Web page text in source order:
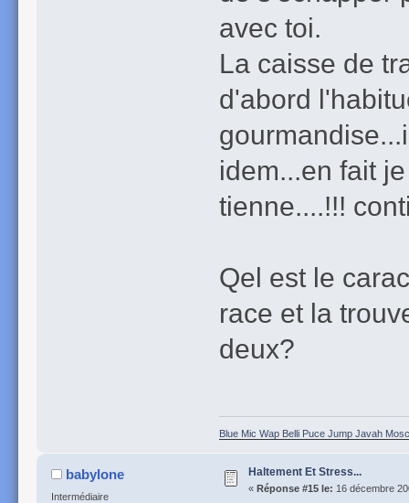
avec toi.
La caisse de
d'abord
idem...en fait
tienne....!!!
Qel est le
race et la
deux?
Blue Mic Wap Belli Puce Jump Javah
babylone
Intermédiaire
Haltement Et Stress...
« Réponse #15 le: 16 décembre